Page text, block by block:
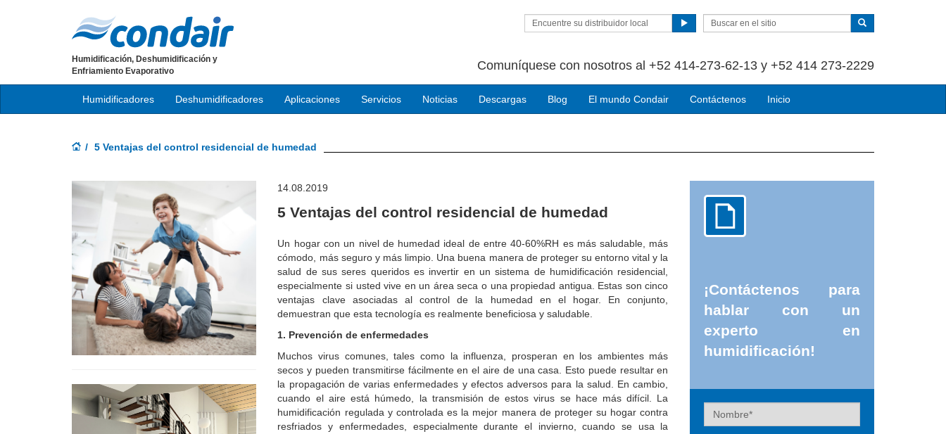
Encuentre su distribuidor local
Comuníquese con nosotros al +52 414-273-62-13 y +52 414 273-2229
Humidificación, Deshumidificación y
Enfriamiento Evaporativo
Humidificadores Deshumidificadores Aplicaciones Servicios Noticias Descargas Blog El mundo Condair Contáctenos Inicio
5 Ventajas del control residencial de humedad
14.08.2019
5 Ventajas del control residencial de humedad
Un hogar con un nivel de humedad ideal de entre 40-60%RH es más saludable, más
cómodo, más seguro y más limpio. Una buena manera de proteger su entorno vital y la
salud de sus seres queridos es invertir en un sistema de humidificación residencial,
especialmente si usted vive en un área seca o una propiedad antigua. Estas son cinco
ventajas clave asociadas al control de la humedad en el hogar. En conjunto,
demuestran que esta tecnología es realmente beneficiosa y saludable.
1. Prevención de enfermedades
Muchos virus comunes, tales como la influenza, prosperan en los ambientes más
secos y pueden transmitirse fácilmente en el aire de una casa. Esto puede resultar en
la propagación de varias enfermedades y efectos adversos para la salud. En cambio,
cuando el aire está húmedo, la transmisión de estos virus se hace más difícil. La
humidificación regulada y controlada es la mejor manera de proteger su hogar contra
resfriados y enfermedades, especialmente durante el invierno, cuando se usa la
¡Contáctenos para
hablar con un
experto en
humidificación!
Nombre